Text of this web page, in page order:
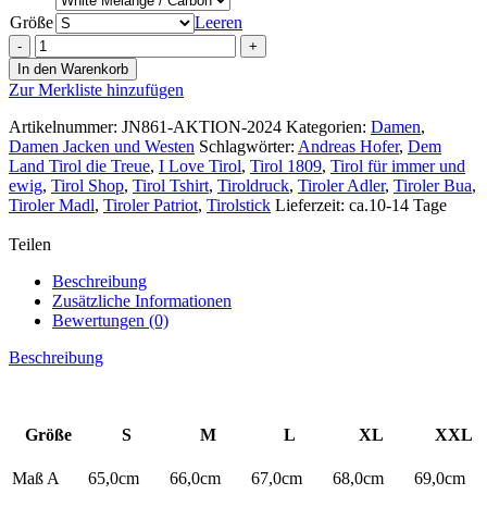
Größe
Leeren
Damen
Strickfleece
Jacke
mit
Stehkragen
Modell
Dem
Land
Tirol
–
nur
kurze
Zeit
Menge
In den Warenkorb
Zur Merkliste hinzufügen
Artikelnummer: JN861-AKTION-2024 Kategorien: Damen,
Damen Jacken und Westen Schlagwörter: Andreas Hofer, Dem
Land Tirol die Treue, I Love Tirol, Tirol 1809, Tirol für immer und
ewig, Tirol Shop, Tirol Tshirt, Tiroldruck, Tiroler Adler, Tiroler Bua,
Tiroler Madl, Tiroler Patriot, Tirolstick Lieferzeit: ca.10-14 Tage
Teilen
Beschreibung
Zusätzliche Informationen
Bewertungen (0)
Beschreibung
Größe S M L XL XXL
Maß A 65,0cm 66,0cm 67,0cm 68,0cm 69,0cm